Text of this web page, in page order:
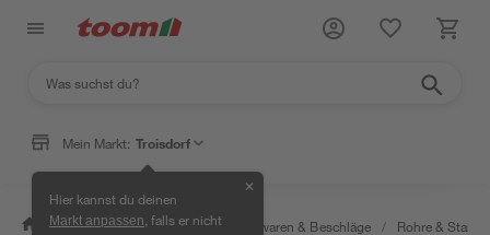
Mein Markt: Troisdorf
Hier kannst du deinen
Markt anpassen , falls er nicht
✕
/ Werkstatt & Maschinen / Eisenwaren & Beschläge / Rohre &